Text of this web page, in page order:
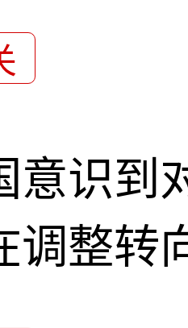
意识到
调整转